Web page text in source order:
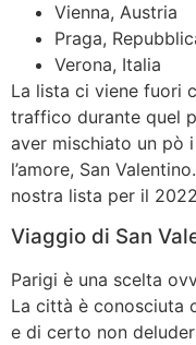
Vienna, Austria
Praga,
Verona, Italia
La lista ci viene fuori
traffico durante quel
aver mischiato un pò
l’amore, San
nostra lista per il
Viaggio di San
Parigi è una scelta
La città è conosciuta
e di certo non